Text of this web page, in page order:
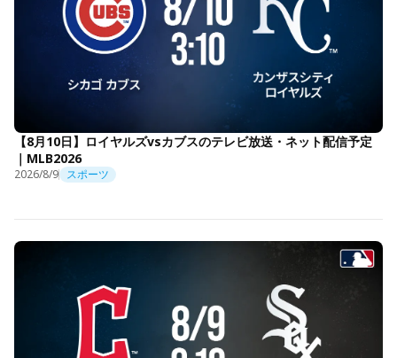
【8月10日】ロイヤルズvsカブスのテレビ放送・ネット配信予定
｜MLB2026
2026/8/9 スポーツ